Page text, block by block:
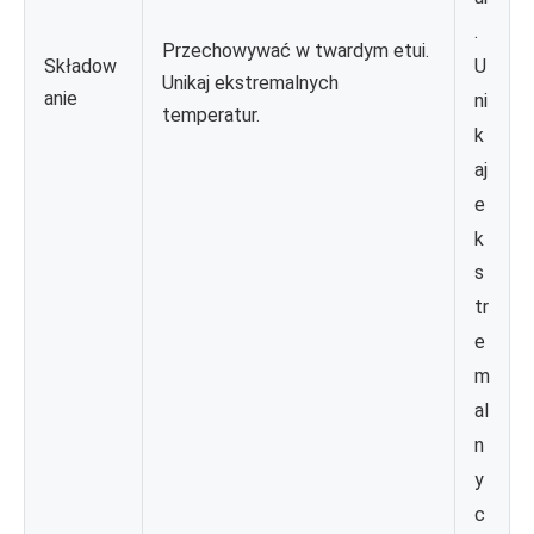
Składow
anie
Przechowywać w twardym etui.
Unikaj ekstremalnych
temperatur.
.
U
ni
k
aj
e
k
s
tr
e
m
al
n
y
c